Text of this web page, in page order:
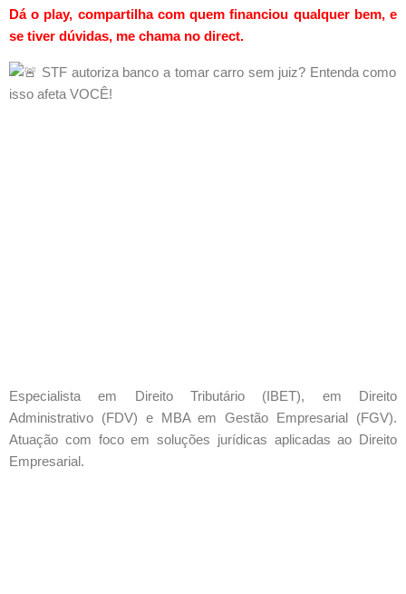
Dá o play, compartilha com quem financiou qualquer bem, e
se tiver dúvidas, me chama no direct.
Especialista em Direito Tributário (IBET), em Direito
Administrativo (FDV) e MBA em Gestão Empresarial (FGV).
Atuação com foco em soluções jurídicas aplicadas ao Direito
Empresarial.